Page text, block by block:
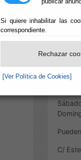
Si quiere inhabilitar las
correspondiente.
Rechazar
[Ver Política de Cookies]
C/